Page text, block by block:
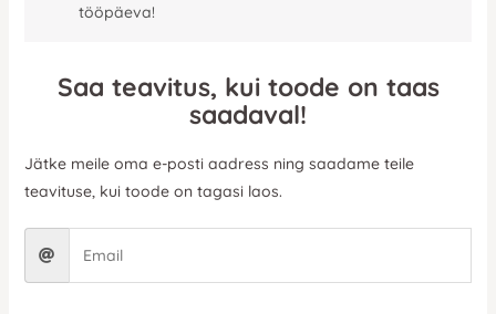
tööpäeva!
Saa teavitus, kui toode on taas
saadaval!
Jätke meile oma e-posti aadress ning saadame teile
teavituse, kui toode on tagasi laos.